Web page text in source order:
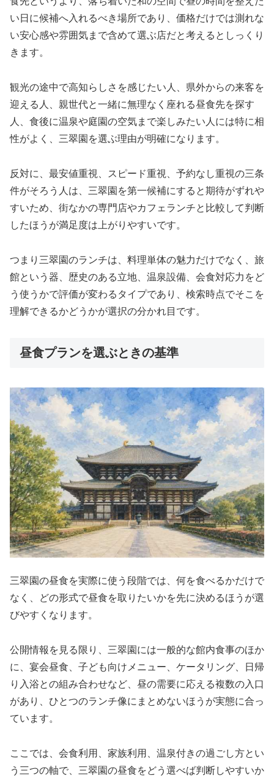
い日に候補へ入れるべき場所であり、価格だけでは測れな
い安心感や雰囲気まで含めて選ぶ店だと考えるとしっくり
きます。
観光の途中で高知らしさを感じたい人、県外からの来客を
迎える人、親世代と一緒に無理なく座れる昼食先を探す
人、食後に温泉や庭園の空気まで楽しみたい人には特に相
性がよく、三翠園を選ぶ理由が明確になります。
反対に、最安値重視、スピード重視、予約なし重視の三条
件がそろう人は、三翠園を第一候補にすると期待がずれや
すいため、街なかの専門店やカフェランチと比較して判断
したほうが満足度は上がりやすいです。
つまり三翠園のランチは、料理単体の魅力だけでなく、旅
館という器、歴史のある立地、温泉設備、会食対応力をど
う使うかで評価が変わるタイプであり、検索時点でそこを
理解できるかどうかが選択の分かれ目です。
昼食プランを選ぶときの基準
三翠園の昼食を実際に使う段階では、何を食べるかだけで
なく、どの形式で昼食を取りたいかを先に決めるほうが選
びやすくなります。
公開情報を見る限り、三翠園には一般的な館内食事のほか
に、宴会昼食、子ども向けメニュー、ケータリング、日帰
り入浴との組み合わせなど、昼の需要に応える複数の入口
があり、ひとつのランチ像にまとめないほうが実態に合っ
ています。
ここでは、会食利用、家族利用、温泉付きの過ごし方とい
う三つの軸で、三翠園の昼食をどう選べば判断しやすいか